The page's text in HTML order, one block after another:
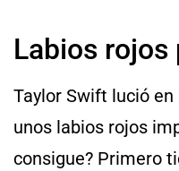
Labios
Taylor Swift lució
unos labios rojos
consigue? Primero